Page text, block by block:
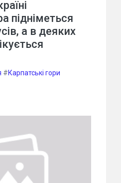
підніметься
а в деяких
#Карпатські гори